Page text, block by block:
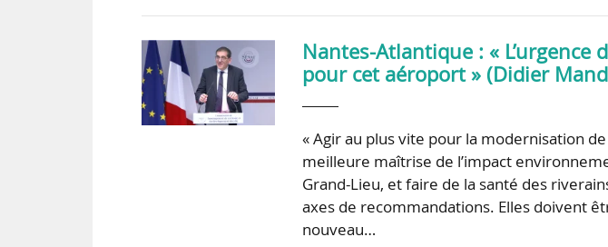
Nantes-Atlantique : « L’urgence
pour cet aéroport » (Didier
« Agir au plus vite pour la modernisation
meilleure maîtrise de l’impact
Grand-Lieu, et faire de la santé des
axes de recommandations. Elles doivent
nouveau…